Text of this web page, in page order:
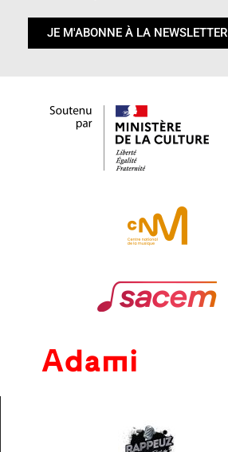
JE M'ABONNE À LA NEWSLETTER